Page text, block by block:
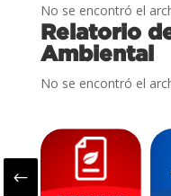
No se encontró el
Relatorio
Ambiental
No se encontró el
#